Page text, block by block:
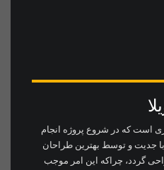
است که در شروع پروژه انجام
با جدیت و توسط بهترین طراحان
گردد، چراکه این امر موجب